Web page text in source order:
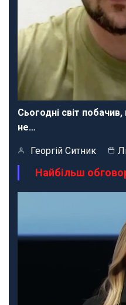
Сьогодні світ побачив,
не…
Георгій Ситник
Найбільш